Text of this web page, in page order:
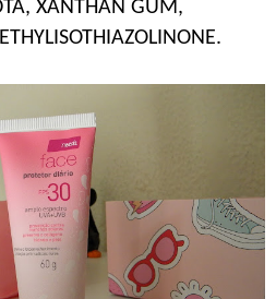
XANTHAN GUM,